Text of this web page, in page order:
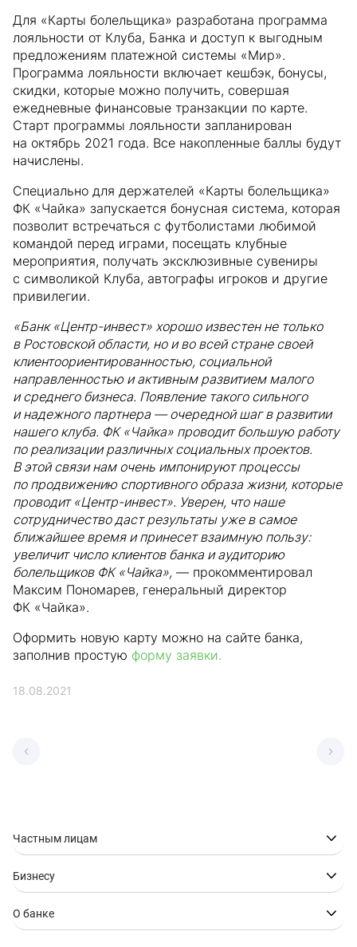
Для «Карты болельщика» разработана программа
лояльности от Клуба, Банка и доступ к выгодным
предложениям платежной системы «Мир».
Программа лояльности включает кешбэк, бонусы,
скидки, которые можно получить, совершая
ежедневные финансовые транзакции по карте.
Старт программы лояльности запланирован
на октябрь 2021 года. Все накопленные баллы будут
начислены.
Специально для держателей «Карты болельщика»
ФК «Чайка» запускается бонусная система, которая
позволит встречаться с футболистами любимой
командой перед играми, посещать клубные
мероприятия, получать эксклюзивные сувениры
с символикой Клуба, автографы игроков и другие
привилегии.
«Банк «Центр-инвест» хорошо известен не только
в Ростовской области, но и во всей стране своей
клиентоориентированностью, социальной
направленностью и активным развитием малого
и среднего бизнеса. Появление такого сильного
и надежного партнера — очередной шаг в развитии
нашего клуба. ФК «Чайка» проводит большую работу
по реализации различных социальных проектов.
В этой связи нам очень импонируют процессы
по продвижению спортивного образа жизни, которые
проводит «Центр-инвест». Уверен, что наше
сотрудничество даст результаты уже в самое
ближайшее время и принесет взаимную пользу:
увеличит число клиентов банка и аудиторию
болельщиков ФК «Чайка», — прокомментировал
Максим Пономарев, генеральный директор
ФК «Чайка».
Оформить новую карту можно на сайте банка,
заполнив простую форму заявки.
18.08.2021
Частным лицам
Бизнесу
О банке